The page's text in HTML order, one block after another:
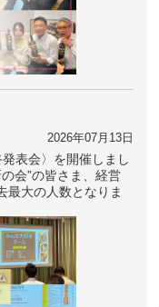
2026年07月13日
表会〉を開催しまし
会”の皆さま、経営
最大の人数となりま